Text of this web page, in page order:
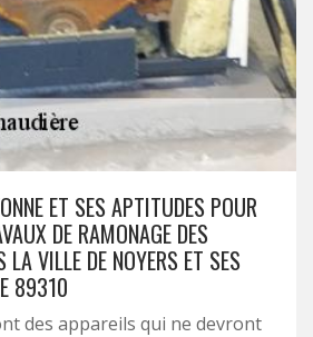
ET SES APTITUDES POUR
DE RAMONAGE DES
LA VILLE DE NOYERS ET SES
89310
des appareils qui ne devront